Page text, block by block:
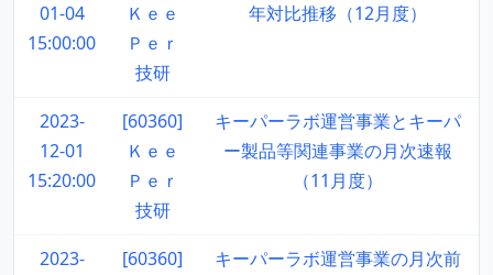
01-04
15:00:00
Ｋｅｅ
Ｐｅｒ
技研
年対比推移（12月度）
2023-
12-01
15:20:00
[60360]
Ｋｅｅ
Ｐｅｒ
技研
キーパーラボ運営事業とキーパ
ー製品等関連事業の月次速報
（11月度）
2023-
[60360]
キーパーラボ運営事業の月次前